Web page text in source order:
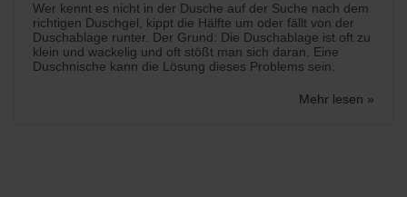
Wer kennt es nicht in der Dusche auf der Suche nach dem
richtigen Duschgel, kippt die Hälfte um oder fällt von der
Duschablage runter. Der Grund: Die Duschablage ist oft zu
klein und wackelig und oft stößt man sich daran. Eine
Duschnische kann die Lösung dieses Problems sein.
Mehr lesen »